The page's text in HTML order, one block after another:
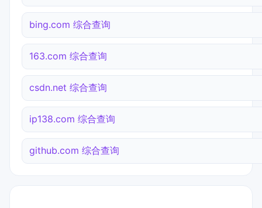
bing.com 综合查询
163.com 综合查询
csdn.net 综合查询
ip138.com 综合查询
github.com 综合查询